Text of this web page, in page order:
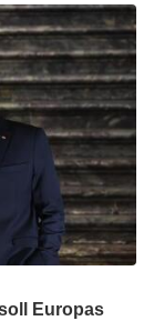
Europas